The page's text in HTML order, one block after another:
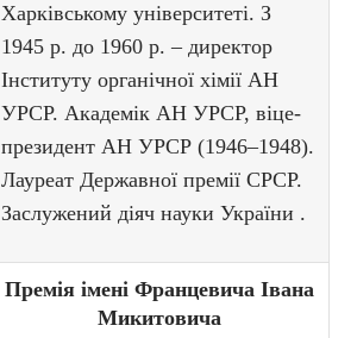
Харківському університеті. З
1945 р. до 1960 р. – директор
Інституту органічної хімії АН
УРСР. Академік АН УРСР, віце-
президент АН УРСР (1946–1948).
Лауреат Державної премії СРСР.
Заслужений діяч науки України .
Премія імені Францевича Івана
Микитовича